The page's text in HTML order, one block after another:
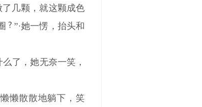
几颗，就这颗成色
”·她一愣，抬头和
了，她无奈一笑，
懒散散地躺下，笑